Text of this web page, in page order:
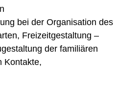
bei der Organisation des
Freizeitgestaltung –
der familiären
Kontakte,